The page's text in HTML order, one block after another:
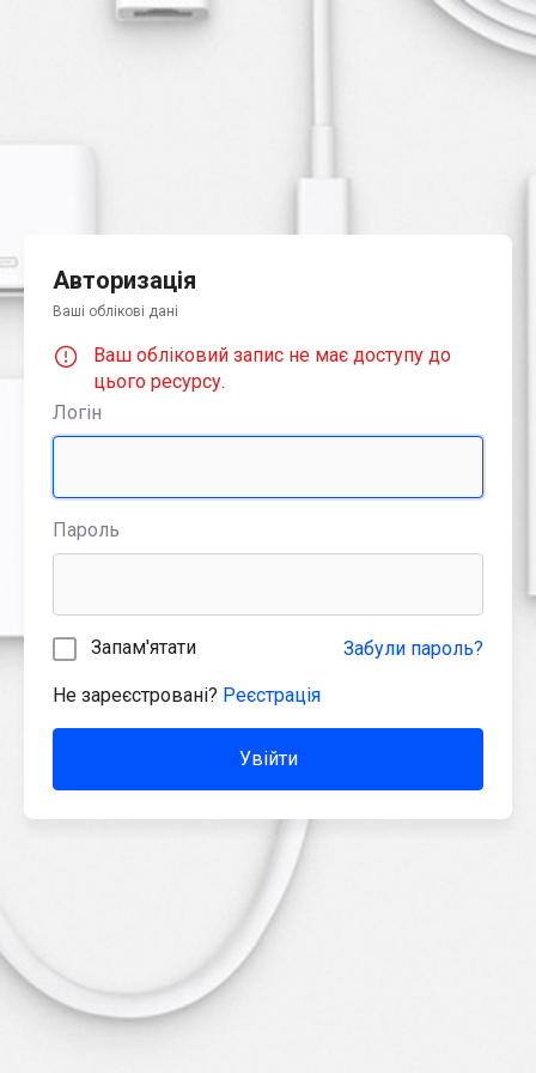
Авторизація
Ваші облікові дані
Ваш обліковий запис не має доступу до
цього ресурсу.
Логін
Пароль
Запам'ятати Забули пароль?
Не зареєстровані? Реєстрація